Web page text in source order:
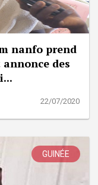
nanfo prend
des
22/07/2020
GUINÉE